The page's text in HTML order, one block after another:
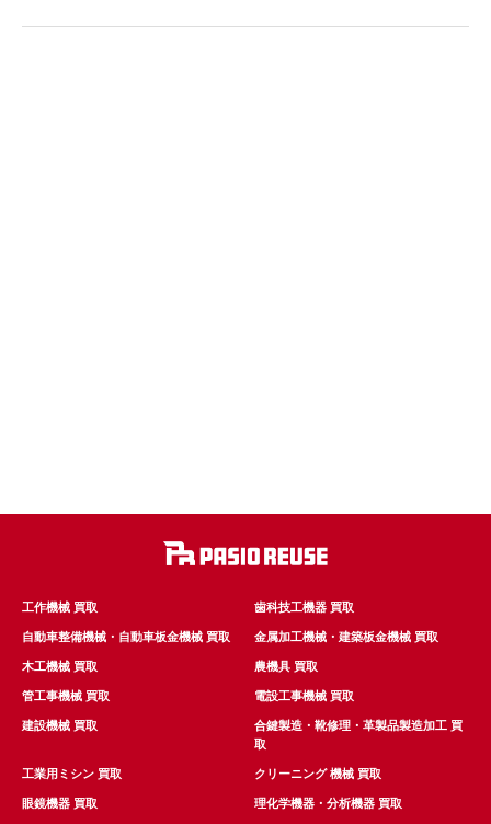
工作機械 買取 歯科技工機器 買取
自動車整備機械・自動車板金機械 買取 金属加工機械・建築板金機械 買取
木工機械 買取 農機具 買取
管工事機械 買取 電設工事機械 買取
建設機械 買取
合鍵製造・靴修理・革製品製造加工 買
取
工業用ミシン 買取 クリーニング 機械 買取
眼鏡機器 買取 理化学機器・分析機器 買取